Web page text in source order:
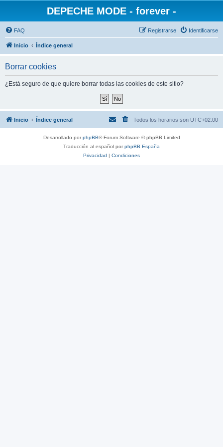
DEPECHE MODE - forever -
FAQ Identificarse
Registrarse
Inicio Índice general
Borrar cookies
¿Está seguro de que quiere borrar todas las cookies de este sitio?
Inicio Índice general Todos los horarios son UTC+02:00
Desarrollado porphpBB® Forum Software © phpBB Limited
Traducción al español porphpBB España
Privacidad | Condiciones